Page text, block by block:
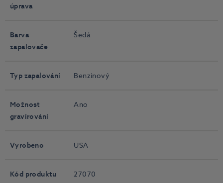
úprava
Barva
zapalovače
Šedá
Typ zapalování Benzinový
Možnost
gravírování
Ano
Vyrobeno USA
Kód produktu 27070